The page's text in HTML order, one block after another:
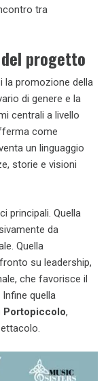
tra
progetto
la promozione della
di genere e la
centrali a livello
come
un linguaggio
storie e visioni
principali. Quella
da
Quella
su leadership,
che favorisce il
quella
Portopiccolo,